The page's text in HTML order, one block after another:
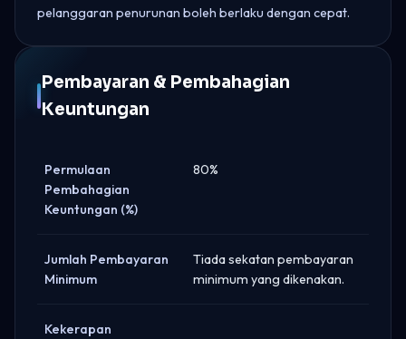
pelanggaran penurunan boleh berlaku dengan cepat.
Pembayaran & Pembahagian
Keuntungan
Permulaan
Pembahagian
Keuntungan (%)
80%
Jumlah Pembayaran
Minimum
Tiada sekatan pembayaran
minimum yang dikenakan.
Kekerapan